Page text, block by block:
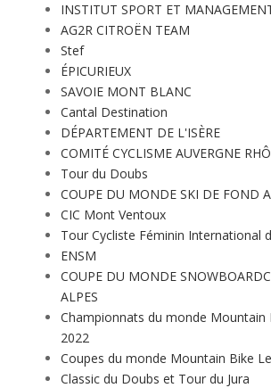
INSTITUT SPORT ET
AG2R CITROËN TEAM
Stef
ÉPICURIEUX
SAVOIE MONT BLANC
Cantal Destination
DÉPARTEMENT DE L'ISÈRE
COMITÉ CYCLISME AUVERGNE
Tour du Doubs
COUPE DU MONDE SKI DE FOND
CIC Mont Ventoux
Tour Cycliste Féminin International
ENSM
COUPE DU MONDE
ALPES
Championnats du monde Mountain
2022
Coupes du monde Mountain Bike
Classic du Doubs et Tour du Jura